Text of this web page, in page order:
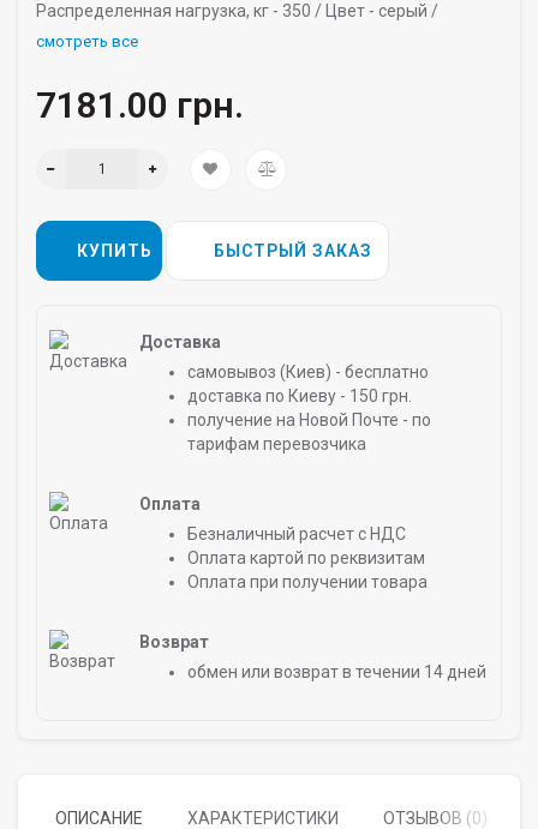
Распределенная нагрузка, кг - 350 / Цвет - серый /
смотреть все
7181.00 грн.
КУПИТЬ БЫСТРЫЙ ЗАКАЗ
Доставка
самовывоз (Киев) - бесплатно
доставка по Киеву - 150 грн.
получение на Новой Почте - по
тарифам перевозчика
Оплата
Безналичный расчет с НДС
Оплата картой по реквизитам
Оплата при получении товара
Возврат
обмен или возврат в течении 14 дней
ОПИСАНИЕ ХАРАКТЕРИСТИКИ ОТЗЫВОВ (0)